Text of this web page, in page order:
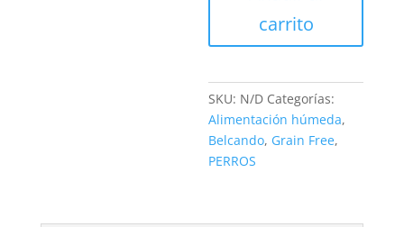
carrito
SKU: N/D Categorías:
Alimentación húmeda,
Belcando, Grain Free,
PERROS